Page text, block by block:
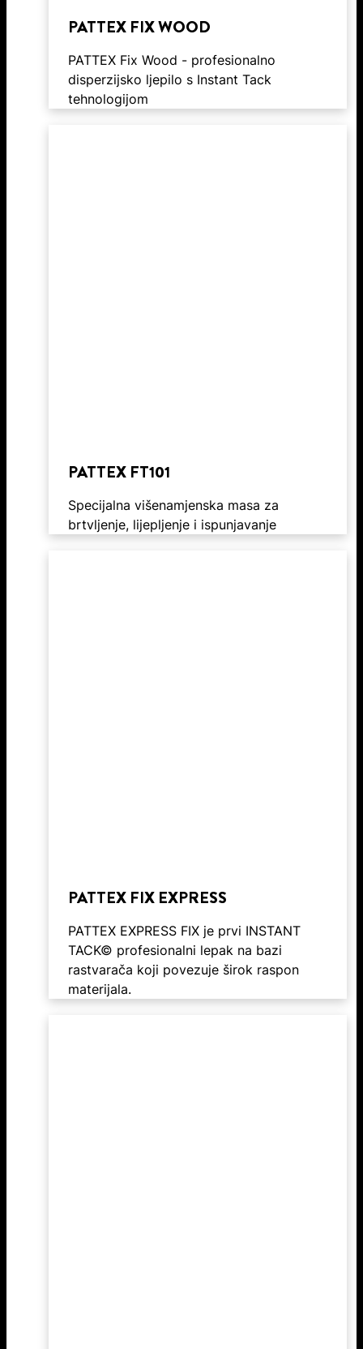
PATTEX FIX WOOD
PATTEX Fix Wood - profesionalno
disperzijsko ljepilo s Instant Tack
tehnologijom
PATTEX FT101
Specijalna višenamjenska masa za
brtvljenje, lijepljenje i ispunjavanje
PATTEX FIX EXPRESS
PATTEX EXPRESS FIX je prvi INSTANT
TACK© profesionalni lepak na bazi
rastvarača koji povezuje širok raspon
materijala.